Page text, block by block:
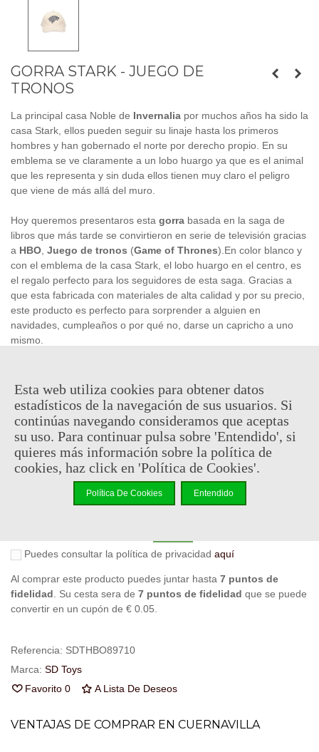
GORRA STARK - JUEGO DE
TRONOS
La principal casa Noble de Invernalia por muchos años ha sido la
casa Stark, ellos pueden seguir su linaje hasta los primeros
hombres y han gobernado el norte por derecho propio. En su
emblema se ve claramente a un lobo huargo ya que es el animal
que les representa y sin duda ellos tienen muy claro el peligro
que viene de más allá del muro.
Hoy queremos presentaros esta gorra basada en la saga de
libros que más tarde se convirtieron en serie de televisión gracias
a HBO Juego de tronos (Game of Thrones).En color blanco y
con el emblema de la casa Stark, el lobo huargo en el centro, es
el regalo perfecto para los seguidores de esta saga. Gracias a
que esta fabricada con materiales de alta calidad y por su precio,
este producto es perfecto para sorprender a alguien en
navidades, cumpleaños o por qué no, darse un capricho a uno
mismo.
15,95 € (impuestos inc.)
Descatalogado
Código QR
Compartir
Notificarme cuando esté disponible
Puedes consultar la política de privacidad aquí
Al comprar este producto puedes juntar hasta 7 puntos de
fidelidad . Su cesta sera de 7 puntos de fidelidad que se puede
convertir en un cupón de € 0.05
Referencia: SDTHBO89710
Marca: SD Toys
Favorito 0 A Lista De Deseos
VENTAJAS DE COMPRAR EN CUERNAVILLA
Esta web utiliza cookies para obtener datos
estadísticos de la navegación de sus usuarios. Si
continúas navegando consideramos que aceptas
su uso. Para continuar pulsa sobre 'Entendido', si
quieres más información sobre la política de
cookies, haz click en 'Política de Cookies'.
Política De Cookies Entendido